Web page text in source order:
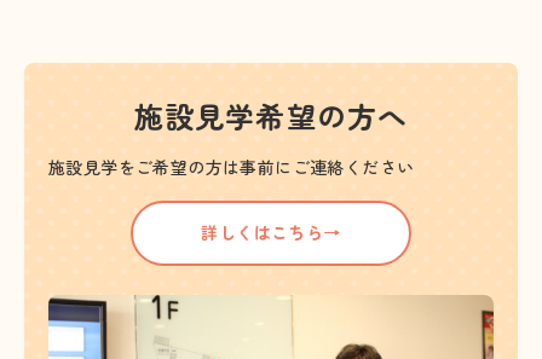
施設見学希望の方へ
施設見学をご希望の方は事前にご連絡ください
詳しくはこちら→